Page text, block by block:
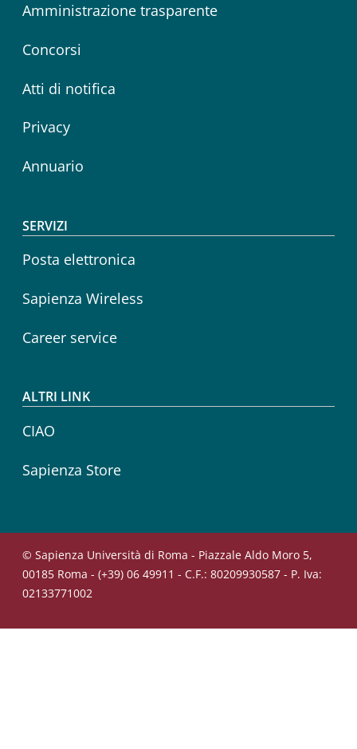
Amministrazione trasparente
Concorsi
Atti di notifica
Privacy
Annuario
SERVIZI
Posta elettronica
Sapienza Wireless
Career service
ALTRI LINK
CIAO
Sapienza Store
© Sapienza Università di Roma - Piazzale Aldo Moro 5,
00185 Roma - (+39) 06 49911 - C.F.: 80209930587 - P. Iva:
02133771002